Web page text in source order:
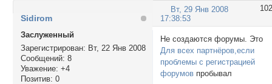
102
Вт, 29 Янв 2008
17:38:53
Sidirom
Заслуженный
Зарегистрирован: Вт, 22 Янв 2008
Сообщений: 8
Уважение: +4
Позитив: 0
Не создаются форумы. Это
Для всех партнёров,если
проблемы с регистрацией
форумов пробывал